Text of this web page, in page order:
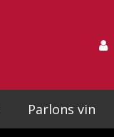
Parlons vin